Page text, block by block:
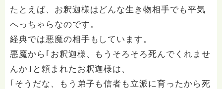
たとえば、お釈迦様はどんな生き物相手でも平気
へっちゃらなのです。
経典では悪魔の相手もしています。
悪魔から｢お釈迦様、もうそろそろ死んでくれませ
んか｣と頼まれたお釈迦様は、
｢そうだな、もう弟子も信者も立派に育ったから死